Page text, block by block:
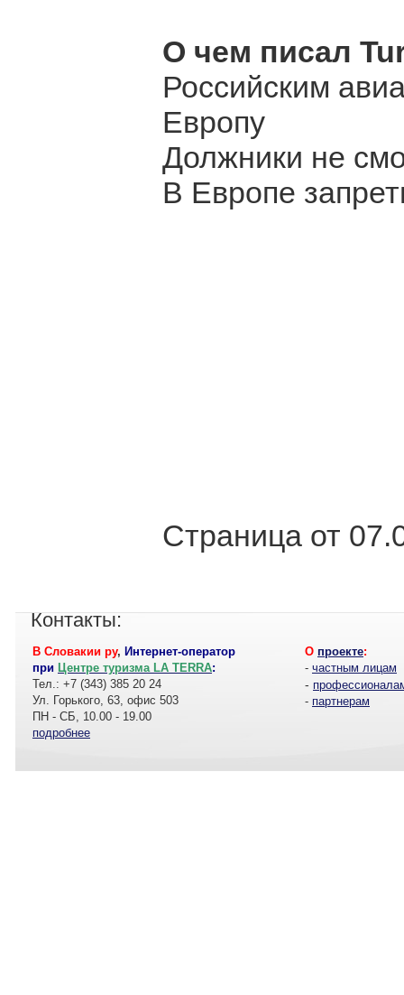
О чем писал
Российским
Европу
Должники не
В Европе
Страница от
Контакты:
В Словакии ру, Интернет-оператор
при Центре туризма LA TERRA:
Тел.: +7 (343) 385 20 24
Ул. Горького, 63, офис 503
ПН - СБ, 10.00 - 19.00
подробнее
О проекте:
- частным лицам
-
- партнерам